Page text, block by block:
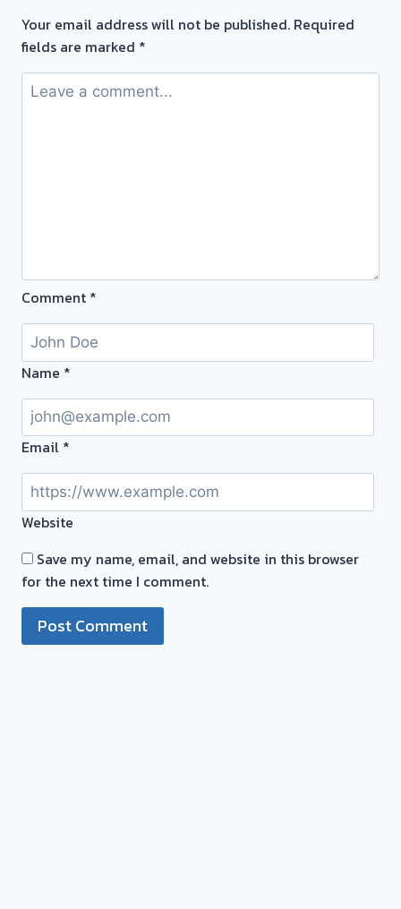
นนทบุรี
ซื้อ
พระราม5
ครับ
รับ
ถึง
โรง
เงิน
ไม่
รอ
หน้า
งาน
ผล
งาน
รับ
ซื้อ
Your email address will not be published. Required
fields are marked *
Comment *
Name *
Email *
Website
Save my name, email, and website in this browser
for the next time I comment.